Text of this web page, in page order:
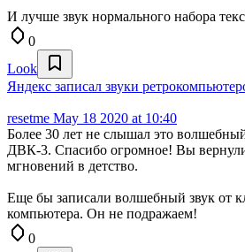
И лучше звук нормального набора
0
Look
Яндекс записал звуки
resetme May 18 2020 at 10:40
Более 30 лет не слышал это
ДВК-3. Спасибо огромное! Вы
мгновений в детство.
Еще бы записали волшебный звук от
компьютера. Он не подражаем!
0